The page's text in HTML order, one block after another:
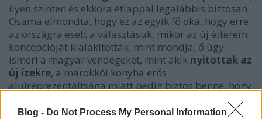
Blog - Do Not Process My Personal Information
ilyen szinten és ekkora étlappal legalábbis biztosan.
Osama elmondta, hogy ez az egyik fő oka, hogy erre
az országra esett a választásuk, mikor az új étterem
koncepcióját kialakították: mint mondja, ő úgy
ismeri a magyar vendégeket, mint akik nyitottak az
új ízekre, a marokkói konyha erős
alulreprezentáltsága miatt pedig biztos benne, hogy
lesznek a Jourira.